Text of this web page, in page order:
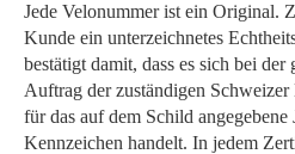
Jede Velonummer ist ein Original.
Kunde ein unterzeichnetes
bestätigt damit, dass es sich bei
Auftrag der zuständigen Schweizer
für das auf dem Schild angegebene
Kennzeichen handelt. In jedem